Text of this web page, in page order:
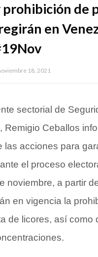
prohibición de
en
18, 2021
sectorial de
Remigio Ceballos
las acciones para
el proceso
noviembre, a partir
en vigencia la
de licores, así como